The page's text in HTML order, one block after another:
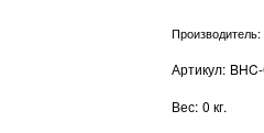
Производитель:
Артикул:
Вес: 0 кг.